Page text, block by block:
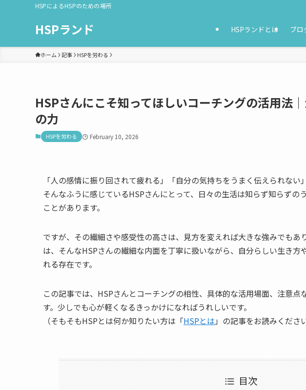
HSPによるHSPのための場所
HSPランド HSPランドとは ブロ
ホーム 記事 HSPを労わる
HSPさんにこそ知ってほしいコーチングの活用法
の力
HSPを労わる February 10, 2026
「人の感情に振り回されて疲れる」「自分の気持ちをうまく伝えられない
そんなふうに感じているHSPさんにとって、日々の生活は知らず知らずの
ことがあります。
ですが、その繊細さや感受性の高さは、見方を変えれば大きな強みでもあ
は、そんなHSPさんの繊細な内面を丁寧に扱いながら、自分らしい生き方
れる存在です。
この記事では、HSPさんとコーチングの相性、具体的な活用場面、注意点
す。少しでも心が軽くなるきっかけになればうれしいです。
（そもそもHSPとは何か知りたい方は「HSPとは 」の記事をお読みください
目次